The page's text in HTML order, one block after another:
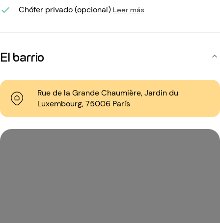
Chófer privado (opcional) Leer más
El barrio
Rue de la Grande Chaumière, Jardin du
Luxembourg, 75006 París